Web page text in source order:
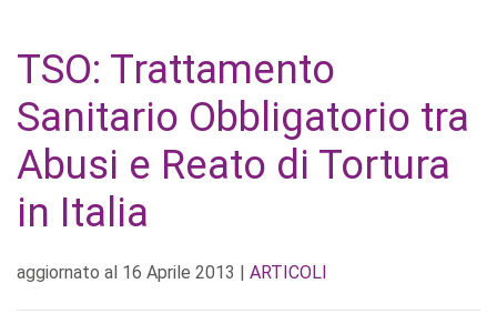
TSO: Trattamento
Sanitario Obbligatorio tra
Abusi e Reato di Tortura
in Italia
aggiornato al 16 Aprile 2013 | ARTICOLI